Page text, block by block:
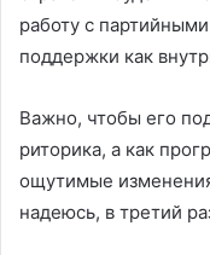
работу с
поддержки как
Важно, чтобы его
риторика, а как
ощутимые
надеюсь, в третий